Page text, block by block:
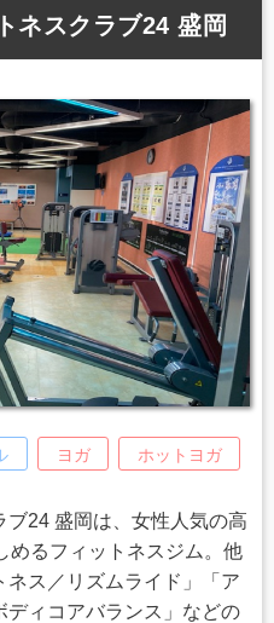
ネスクラブ24 盛岡
ヨガ ホットヨガ
24 盛岡は、女性人気の高
めるフィットネスジム。他
ス／リズムライド」「ア
ディコアバランス」などの